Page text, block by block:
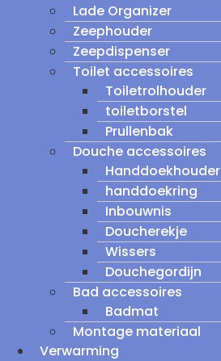
Lade Organizer
Zeephouder
Zeepdispenser
Toilet accessoires
Toiletrolhouder
toiletborstel
Prullenbak
Douche accessoires
Handdoekhouder
handdoekring
Inbouwnis
Doucherekje
Wissers
Douchegordijn
Bad accessoires
Badmat
Montage materiaal
Verwarming